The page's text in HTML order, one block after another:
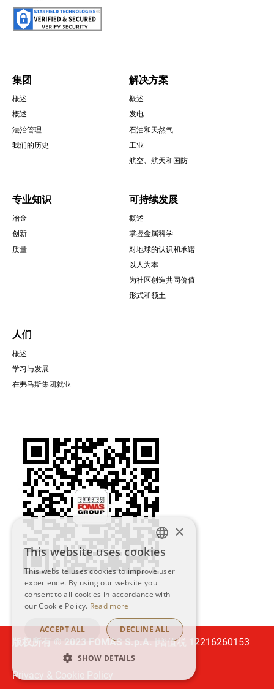
圖
片
Footer
集团
概述
概述
法治管理
我们的历史
解决方案
概述
发电
石油和天然气
工业
航空、航天和国防
专业知识
冶金
创新
质量
可持续发展
概述
掌握金属科学
对地球的认识和承诺
以人为本
为社区创造共同价值
形式和领土
人们
概述
学习与发展
在弗马斯集团就业
版权所有 © 2023 FOMAS S.p.A. |增值税 12216260153
Privacy & Cookie Policy
ENGLISH
×
This website uses cookies
This website uses cookies to improve user
experience. By using our website you
consent to all cookies in accordance with
our Cookie Policy. Read more
ACCEPT ALL DECLINE ALL
SHOW DETAILS